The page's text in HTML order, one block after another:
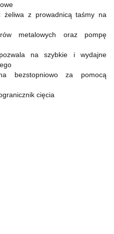
żeliwa z prowadnicą taśmy na
metalowych oraz pompę
na szybkie i wydajne
bezstopniowo za pomocą
cięcia